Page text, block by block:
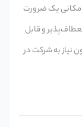
مکانی یک ضرورت
و قابل
نیاز به شرکت در